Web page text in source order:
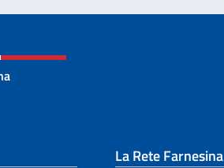
La Rete Farnesina